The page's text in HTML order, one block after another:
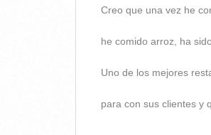
Creo que una vez he
he comido arroz, ha
Uno de los mejores
para con sus clientes y